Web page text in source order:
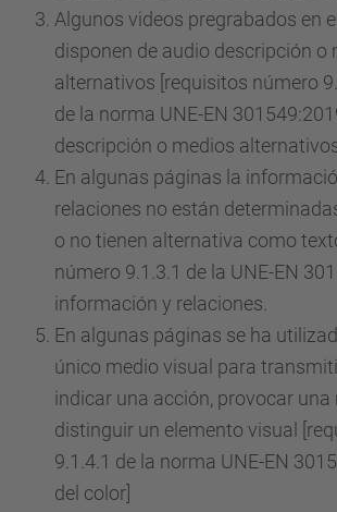
Algunos videos pregrabados en
disponen de audio descripción o
alternativos [requisitos número
de la norma UNE-EN
descripción o medios
En algunas páginas la
relaciones no están
o no tienen alternativa como
número 9.1.3.1 de la UNE-EN
información y relaciones.
En algunas páginas se ha
único medio visual para
indicar una acción, provocar una
distinguir un elemento visual
9.1.4.1 de la norma UNE-EN
del color]